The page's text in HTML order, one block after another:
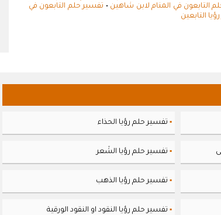
التابعون في المنام لابن شاهين • تفسير حلم التابعون في
التابعين
▪ تفسير حلم رؤيا الحذاء
▪ تفسير حلم رؤيا الشَعر
▪ تفسير حلم رؤيا الذهب
▪ تفسير حلم رؤيا النقود او النقود الورقية